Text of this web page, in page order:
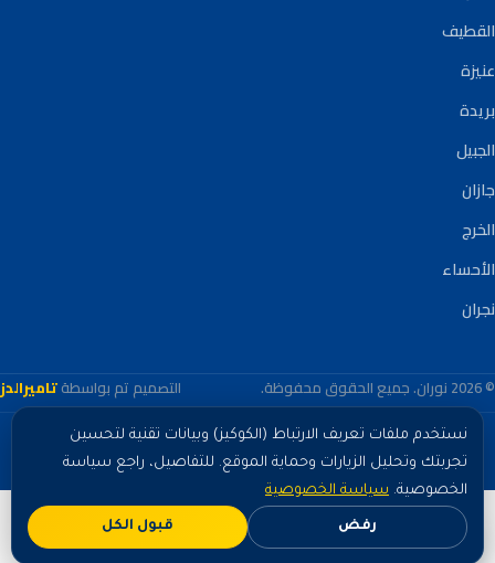
القطيف
عنيزة
بريدة
الجبيل
جازان
الخرج
الأحساء
نجران
© 2026 نوران. جميع الحقوق محفوظة. التصميم تم بواسطةتاميرالدز
باستخدامك هذا الموقع فإنك توافق على استخدام ملفات الكوكيز وجمع بيانات تقنية
لأغراض معالجة طلباتك وحماية الموقع وتحسين الخدمة. اطّلع على سياسة
اطلب الآن
نستخدم ملفات تعريف الارتباط (الكوكيز) وبيانات تقنية لتحسين
تجربتك وتحليل الزيارات وحماية الموقع. للتفاصيل، راجع سياسة
الخصوصية. سياسة الخصوصية
رفض قبول الكل